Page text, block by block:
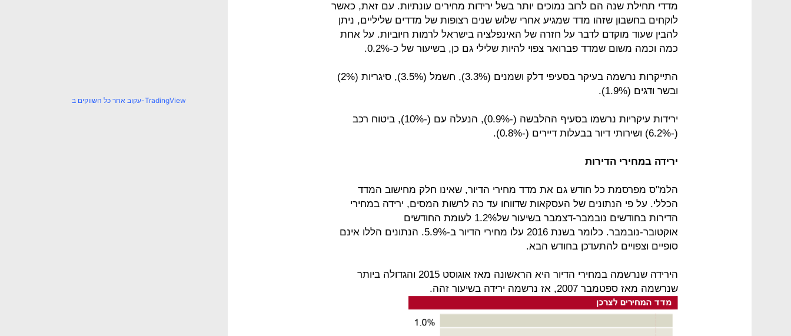
מדדי תחילת שנה הם לרוב נמוכים יותר בשל ירידות מחירים עונתיות. עם זאת, כאשר
לוקחים בחשבון שזהו מדד שמגיע אחרי שלוש שנים רצופות של מדדים שליליים, ניתן
להבין שעוד מוקדם לדבר על חזרה של האינפלציה בישראל לרמות חיוביות. על אחת
כמה וכמה משום שמדד פברואר צפוי להיות שלילי גם כן, בשיעור של כ-0.2%.
התייקרות נרשמה בעיקר בסעיפי דלק ושמנים (3.3%), חשמל (3.5%), סיגריות (2%)
ובשר ודגים (1.9%).
ירידות עיקריות נרשמו בסעיף ההלבשה (-0.9%), הנעלה עם (-10%), ביטוח רכב
(-6.2%) ושירותי דיור בבעלות דיירים (-0.8%).
ירידה במחירי הדירות
הלמ"ס מפרסמת כל חודש גם את מדד מחירי הדיור, שאינו חלק מחישוב המדד
הכללי. על פי הנתונים של העסקאות שדווחו עד כה לרשות המסים, ירידה במחירי
הדירות בחודשים נובמבר-דצמבר בשיעור של1.2% לעומת החודשים
אוקטובר-נובמבר. כלומר בשנת 2016 עלו מחירי הדיור ב-5.9%. הנתונים הללו אינם
סופיים וצפויים להתעדכן בחודש הבא.
הירידה שנרשמה במחירי הדיור היא הראשונה מאז אוגוסט 2015 והגדולה ביותר
שנרשמה מאז ספטמבר 2007, אז נרשמה ירידה בשיעור זהה.
עקוב אחר כל השווקים ב-TradingView